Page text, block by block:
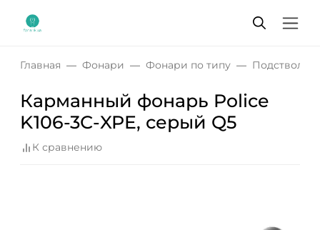
Главная Фонари Фонари по типу
Карманный фонарь Police
K106-3С-XPE, серый Q5
К сравнению